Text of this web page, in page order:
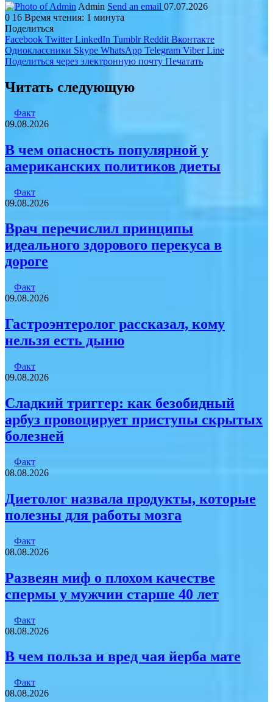
Admin Send an email 07.07.2026
0 16 Время чтения: 1 минута
Поделиться
Facebook Twitter LinkedIn Tumblr Reddit Вконтакте
Одноклассники Skype WhatsApp Telegram Viber Line
Поделиться через электронную почту Печатать
Читать следующую
Факт
09.08.2026
В чем опасность популярной у
американских политиков диеты
Факт
09.08.2026
Врач перечислил принципы
идеального здорового перекуса в
дороге
Факт
09.08.2026
Гастроэнтеролог рассказал, кому
нельзя есть дыню
Факт
09.08.2026
Сладкий триггер: как безобидный
арбуз провоцирует приступы скрытых
болезней
Факт
08.08.2026
Диетолог назвала продукты, которые
полезны для работы мозга
Факт
08.08.2026
Развеян миф о плохом качестве
спермы у мужчин старше 40 лет
Факт
08.08.2026
В чем польза и вред чая йерба мате
Факт
08.08.2026